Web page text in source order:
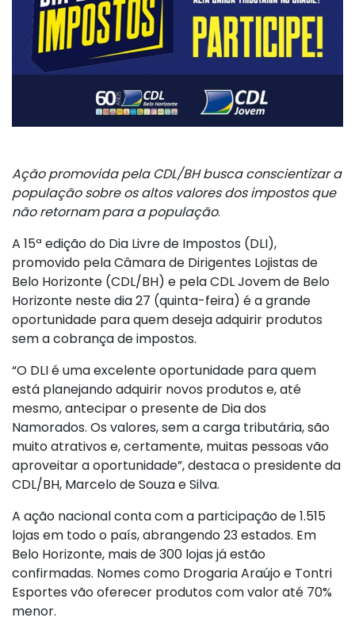
Ação promovida pela CDL/BH busca conscientizar a
população sobre os altos valores dos impostos que
não retornam para a população.
A 15ª edição do Dia Livre de Impostos (DLI),
promovido pela Câmara de Dirigentes Lojistas de
Belo Horizonte (CDL/BH) e pela CDL Jovem de Belo
Horizonte neste dia 27 (quinta-feira) é a grande
oportunidade para quem deseja adquirir produtos
sem a cobrança de impostos.
“O DLI é uma excelente oportunidade para quem
está planejando adquirir novos produtos e, até
mesmo, antecipar o presente de Dia dos
Namorados. Os valores, sem a carga tributária, são
muito atrativos e, certamente, muitas pessoas vão
aproveitar a oportunidade”, destaca o presidente da
CDL/BH, Marcelo de Souza e Silva.
A ação nacional conta com a participação de 1.515
lojas em todo o país, abrangendo 23 estados. Em
Belo Horizonte, mais de 300 lojas já estão
confirmadas. Nomes como Drogaria Araújo e Tontri
Esportes vão oferecer produtos com valor até 70%
menor.